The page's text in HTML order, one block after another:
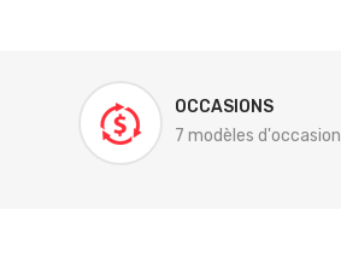
OCCASIONS
7 modèles d'occasion